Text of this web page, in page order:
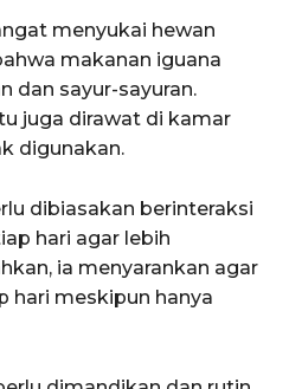
menyukai hewan
makanan iguana
dan sayur-sayuran.
juga dirawat di kamar
digunakan.
dibiasakan berinteraksi
hari agar lebih
ia menyarankan agar
hari meskipun hanya